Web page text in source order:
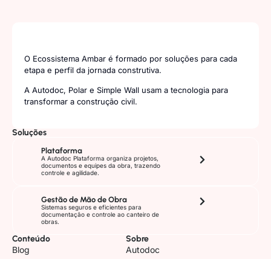
O Ecossistema Ambar é formado por soluções para cada
etapa e perfil da jornada construtiva.
A Autodoc, Polar e Simple Wall usam a tecnologia para
transformar a construção civil.
Soluções
Plataforma
A Autodoc Plataforma organiza projetos,
documentos e equipes da obra, trazendo
controle e agilidade.
Gestão de Mão de Obra
Sistemas seguros e eficientes para
documentação e controle ao canteiro de
obras.
Conteúdo
Blog
Sobre
Autodoc